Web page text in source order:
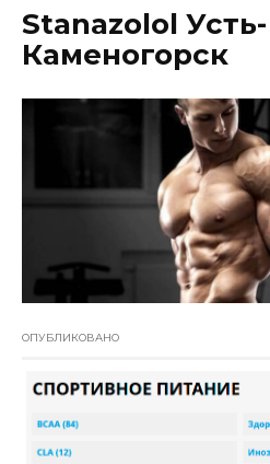
Stanazolol Усть-
Каменогорск
ОПУБЛИКОВАНО